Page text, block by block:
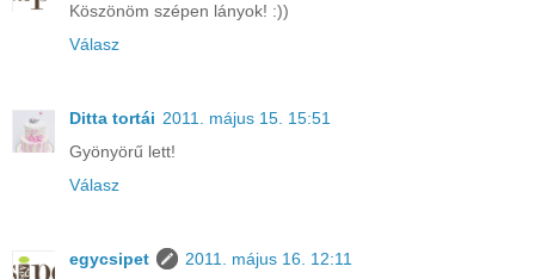
Köszönöm szépen lányok! :))
Válasz
Ditta tortái 2011. május 15. 15:51
Gyönyörű lett!
Válasz
egycsipet
2011. május 16. 12:11